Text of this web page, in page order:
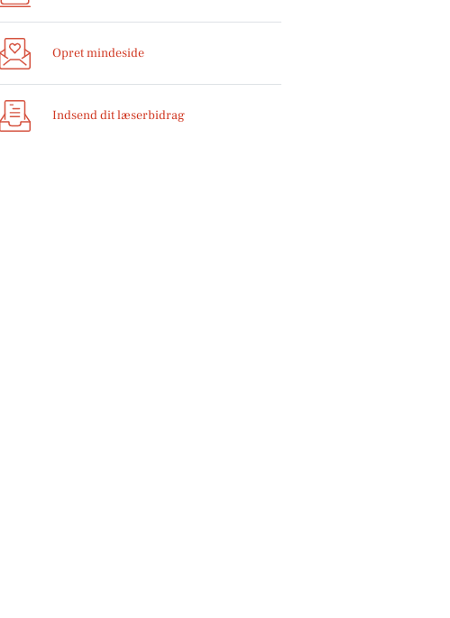
Opret mindeside
Indsend dit læserbidrag